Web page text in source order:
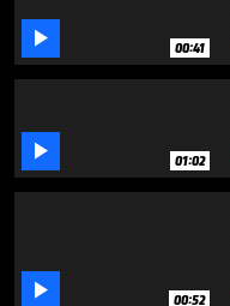
 00:41
 01:02
 00:52